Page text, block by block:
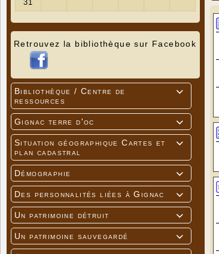
Retrouvez la bibliothèque sur Facebook

Bibliothèque / Centre de
ressources

Gignac terre d'oc

Situation géographique Cartes et
plan cadastral

Démographie

Des personnalités liées à Gignac

Un patrimoine détruit

Un patrimoine sauvegardé